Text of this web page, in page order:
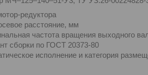
редуктора
расстояние, мм
частота вращения выходного
сборки по ГОСТ 20373-80
исполнение и категория